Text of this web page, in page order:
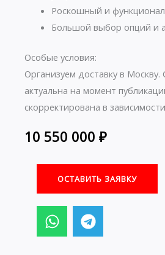
Роскошный и
Большой выбор опций и
Особые условия:
Организуем доставку в Москву.
актуальна на момент
скорректирована в
10 550 000 ₽
ОСТАВИТЬ ЗАЯВКУ
W
h
a
T
e
l